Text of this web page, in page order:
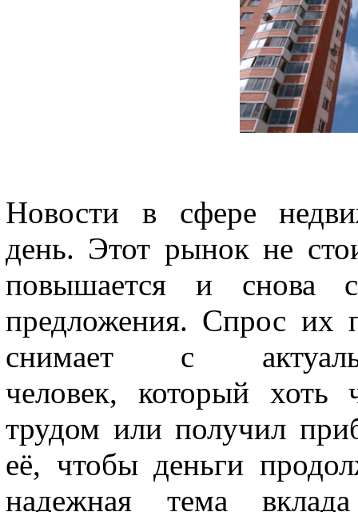
Новости в сфере
день. Этот рынок не
повышается и снова
предложения. Спрос их
снимает с
человек, который хоть
трудом или получил
её, чтобы деньги
надежная тема